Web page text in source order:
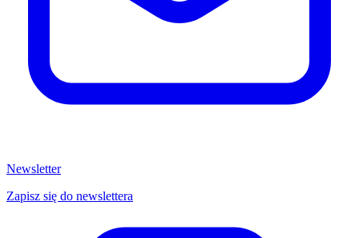
Newsletter
Zapisz się do newslettera